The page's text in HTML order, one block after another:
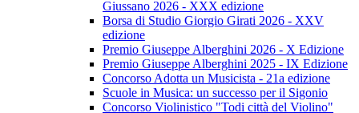
Giussano 2026 - XXX edizione
Borsa di Studio Giorgio Girati 2026 - XXV
edizione
Premio Giuseppe Alberghini 2026 - X Edizione
Premio Giuseppe Alberghini 2025 - IX Edizione
Concorso Adotta un Musicista - 21a edizione
Scuole in Musica: un successo per il Sigonio
Concorso Violinistico "Todi città del Violino"